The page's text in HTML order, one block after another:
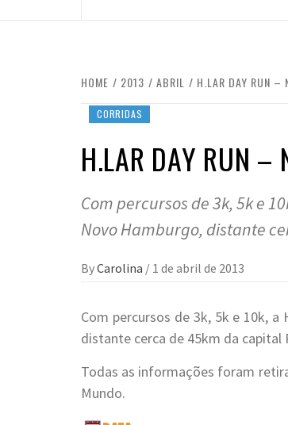
HOME 2013 ABRIL H.LAR DAY RUN –
CORRIDAS
H.LAR DAY RUN –
Com percursos de 3k, 5k e
Novo Hamburgo, distante
ByCarolina / 1 de abril de 2013
Com percursos de 3k, 5k e 10k,
distante cerca de 45km da capital
Todas as informações foram
Mundo.